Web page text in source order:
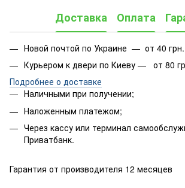
Доставка Оплата
Новой почтой по Украине — от 40 грн.
Курьером к двери по Киеву — от 80
Подробнее о доставке
Наличными при получении;
Наложенным платежом;
Через кассу или терминал
Приватбанк.
Гарантия от производителя 12 месяцев